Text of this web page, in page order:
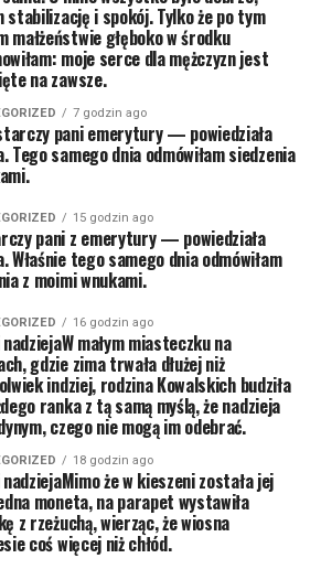
stabilizację i spokój. Tylko że po tym
małżeństwie głęboko w środku
moje serce dla mężczyzn jest
na zawsze.
7 godzin ago
pani emerytury — powiedziała
Tego samego dnia odmówiłam siedzenia
15 godzin ago
pani z emerytury — powiedziała
Właśnie tego samego dnia odmówiłam
z moimi wnukami.
16 godzin ago
małym miasteczku na
gdzie zima trwała dłużej niż
indziej, rodzina Kowalskich budziła
ranka z tą samą myślą, że nadzieja
czego nie mogą im odebrać.
18 godzin ago
że w kieszeni została jej
moneta, na parapet wystawiła
z rzeżuchą, wierząc, że wiosna
coś więcej niż chłód.